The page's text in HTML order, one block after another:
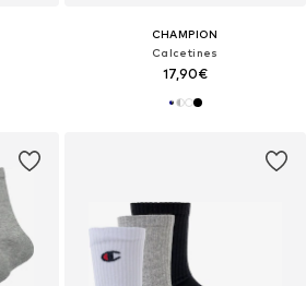
CHAMPION
Calcetines
17,90€